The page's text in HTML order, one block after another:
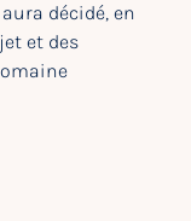
décidé, en
et des